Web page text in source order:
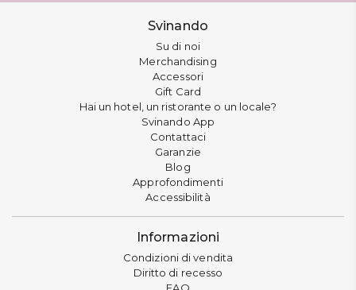
Svinando
Su di noi
Merchandising
Accessori
Gift Card
Hai un hotel, un ristorante o un locale?
Svinando App
Contattaci
Garanzie
Blog
Approfondimenti
Accessibilità
Informazioni
Condizioni di vendita
Diritto di recesso